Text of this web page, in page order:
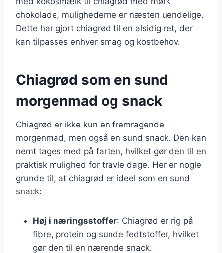
chokolade, mulighederne er næsten uendelige.
Dette har gjort chiagrød til en alsidig ret, der
kan tilpasses enhver smag og kostbehov.
Chiagrød som en sund
morgenmad og snack
Chiagrød er ikke kun en fremragende
morgenmad, men også en sund snack. Den kan
nemt tages med på farten, hvilket gør den til en
praktisk mulighed for travle dage. Her er nogle
grunde til, at chiagrød er ideel som en sund
snack:
Høj i næringsstoffer: Chiagrød er rig på
fibre, protein og sunde fedtstoffer, hvilket
gør den til en nærende snack.